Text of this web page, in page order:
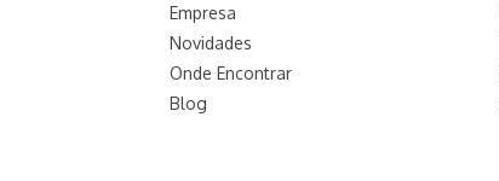
Empresa
Novidades
Onde Encontrar
Blog